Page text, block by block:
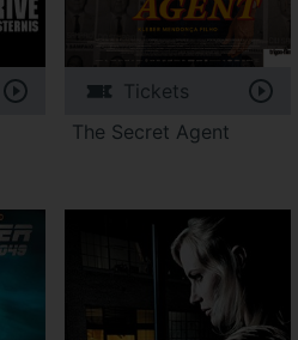
Tickets
The Secret Agent